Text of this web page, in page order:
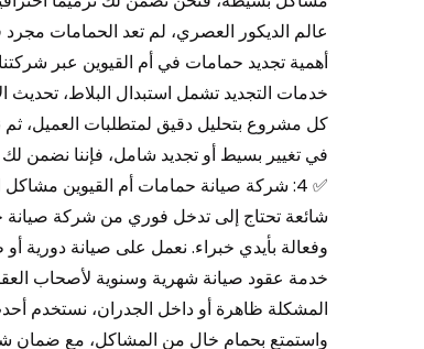
عالم الديكور العصري، لم تعد الحمامات
أهمية تجديد حمامات في أم القيوين عبر
خدمات التجديد تشمل استبدال البلاط، تحديث
في تغيير بسيط أو تجديد شامل، فإننا نضمن لك
✅ 4: شركة صيانة حمامات أم القيوين
شائعة تحتاج إلى تدخل فوري من شركة صيانة
وفعالة بأيدي خبراء. نعمل على صيانة دورية
خدمة عقود صيانة شهرية وسنوية لأصحاب
المشكلة ظاهرة أو داخل الجدران، نستخدم